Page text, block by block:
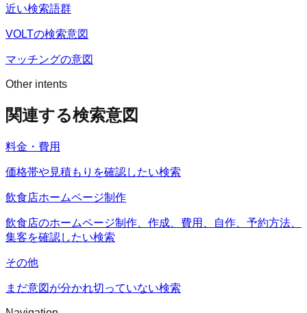
近い検索語群
VOLTの検索意図
マッチングの意図
Other intents
関連する検索意図
料金・費用
価格帯や見積もりを確認したい検索
飲食店ホームページ制作
飲食店のホームページ制作、作成、費用、自作、予約方法、
集客を確認したい検索
その他
まだ意図が分かれ切っていない検索